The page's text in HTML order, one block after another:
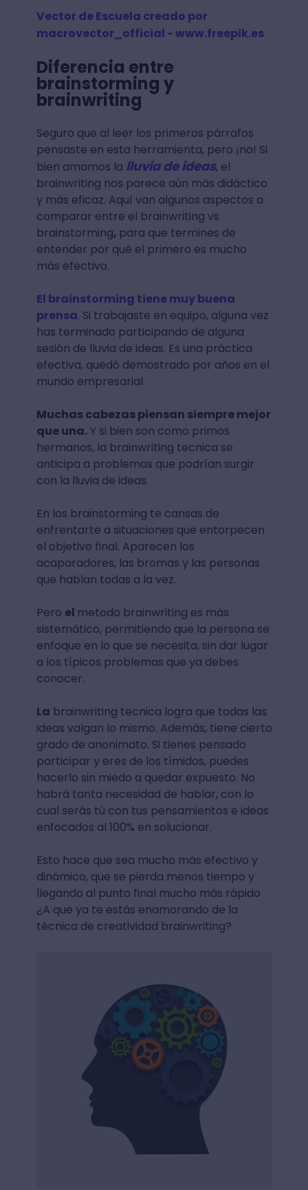
Vector de Escuela creado por
macrovector_official - www.freepik.es
Diferencia entre
brainstorming y
brainwriting
Seguro que al leer los primeros párrafos
pensaste en esta herramienta, pero ¡no! Si
bien amamos la lluvia de ideas, el
brainwriting nos parece aún más didáctico
y más eficaz. Aquí van algunos aspectos a
comparar entre el brainwriting vs
brainstorming, para que termines de
entender por qué el primero es mucho
más efectivo.
El brainstorming tiene muy buena
prensa. Si trabajaste en equipo, alguna vez
has terminado participando de alguna
sesión de lluvia de ideas. Es una práctica
efectiva, quedó demostrado por años en el
mundo empresarial.
Muchas cabezas piensan siempre mejor
que una.Y si bien son como primos
hermanos, la brainwriting tecnica se
anticipa a problemas que podrían surgir
con la lluvia de ideas.
En los brainstorming te cansas de
enfrentarte a situaciones que entorpecen
el objetivo final. Aparecen los
acaparadores, las bromas y las personas
que hablan todas a la vez.
Pero el metodo brainwriting es más
sistemático, permitiendo que la persona se
enfoque en lo que se necesita, sin dar lugar
a los típicos problemas que ya debes
conocer.
La brainwriting tecnica logra que todas las
ideas valgan lo mismo. Además, tiene cierto
grado de anonimato. Si tienes pensado
participar y eres de los tímidos, puedes
hacerlo sin miedo a quedar expuesto. No
habrá tanta necesidad de hablar, con lo
cual serás tú con tus pensamientos e ideas
enfocados al 100% en solucionar.
Esto hace que sea mucho más efectivo y
dinámico, que se pierda menos tiempo y
llegando al punto final mucho más rápido
¿A que ya te estás enamorando de la
técnica de creatividad brainwriting?